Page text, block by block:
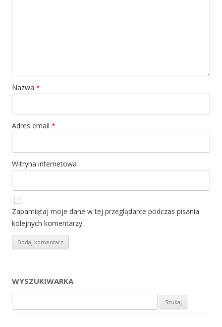
Nazwa *
Adres email *
Witryna internetowa
Zapamiętaj moje dane w tej przeglądarce podczas pisania
kolejnych komentarzy.
WYSZUKIWARKA